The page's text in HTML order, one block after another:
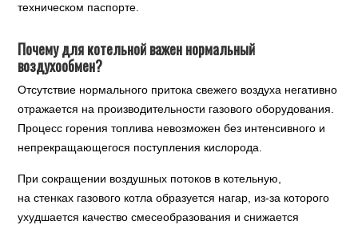
техническом паспорте.
Почему для котельной важен нормальный
воздухообмен?
Отсутствие нормального притока свежего воздуха негативно
отражается на производительности газового оборудования.
Процесс горения топлива невозможен без интенсивного и
непрекращающегося поступления кислорода.
При сокращении воздушных потоков в котельную,
на стенках газового котла образуется нагар, из-за которого
ухудшается качество смесеобразования и снижается